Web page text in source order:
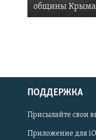
Українською
Qırımtatar
общины Крыма
ПОДДЕРЖКА
Присылайте свои
Приложение для